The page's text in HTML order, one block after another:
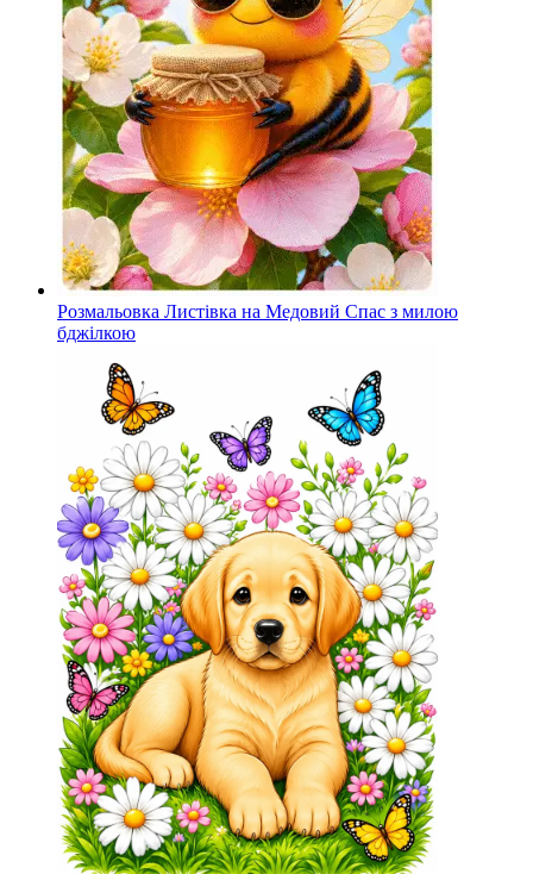
Розмальовка Листівка на Медовий Спас з милою
бджілкою